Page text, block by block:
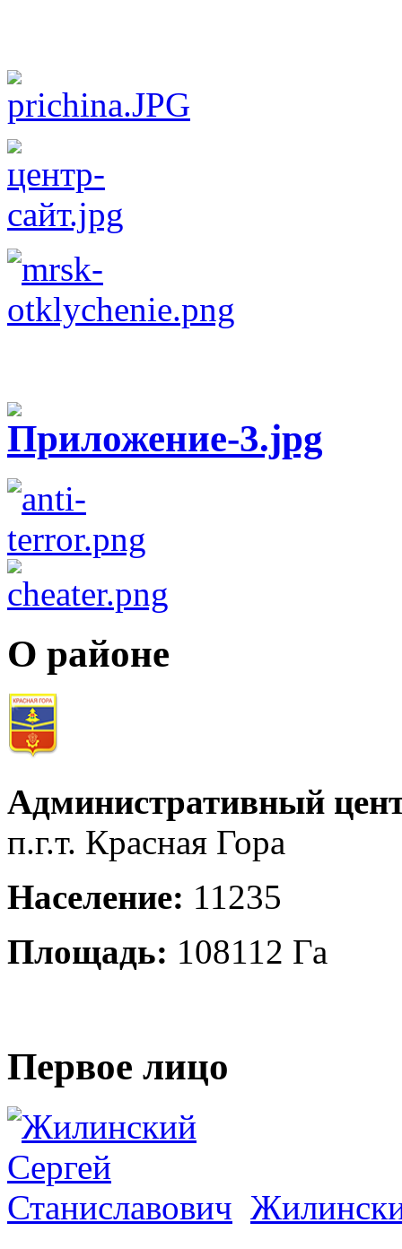
О районе
Административный
п.г.т. Красная Гора
Население: 11235
Площадь: 108112 Га
Первое лицо